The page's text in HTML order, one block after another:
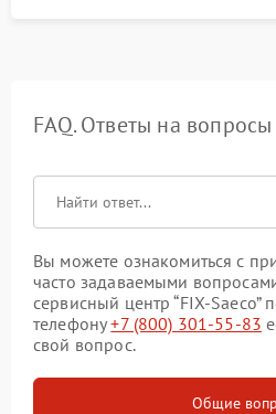
FAQ. Ответы на вопросы
Вы можете ознакомиться с
часто задаваемыми
сервисный центр “FIX-Saeco”
телефону+7 (800) 301-55-83
свой вопрос.
Общие